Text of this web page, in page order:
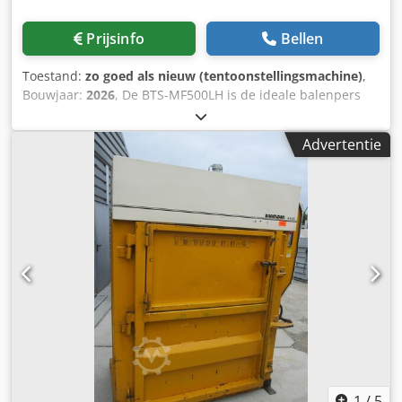
Prijsinfo Bellen
Toestand: zo goed als nieuw (tentoonstellingsmachine),
Bouwjaar: 2026, De BTS-MF500LH is de ideale balenpers
om je losse karton- en folieafval te comprimeren tot een
baal van maximaal 500 kg. Het compacte ontwerp maakt
hem bijzonder geschikt voor ruimtes met beperkte hoogte.
De balenpers maakt indruk met zijn eenvoudige en veilige
bediening en zijn grote vulvolume. Door deze
afval-/recyclebare materialen te comprimeren, bereikt u
een volumereductie tot 90%, bespaart u aanzienlijk op uw
afvoerkosten en brengt u het materiaal op een ordelijke
manier terug in de recyclingcyclus. Perskracht: 50 ton
Balengewicht: tot 500 kg (afhankelijk van materiaal)
Baalafmetingen: 1100 H (var.) x 1400 B x 800 D mm
Afmetingen machine: 2249 H x 2041 B x 1350 D mm
Gewicht machine: 2100 kg Transporthoogte: 2249 mm
Vulopening: 1400 B x 680 H mm Perstijd: 35 seconden
Motor: 11 kW 32 Amp Stroomvoorziening: 380 - 400 V (3
fasen) Geluidsniveau: 68 dB Csdjvugzfspfx Afheha PLC-
Advertentie